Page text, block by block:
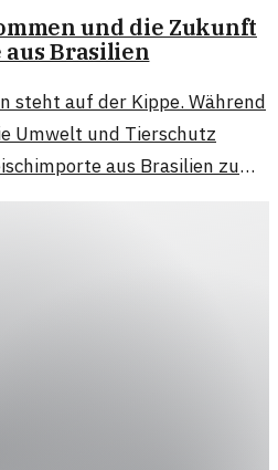
und die Zukunft
Brasilien
steht auf der Kippe. Während
Umwelt und Tierschutz
aus Brasilien zu